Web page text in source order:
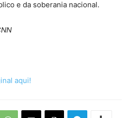
e da soberania nacional.
aqui!